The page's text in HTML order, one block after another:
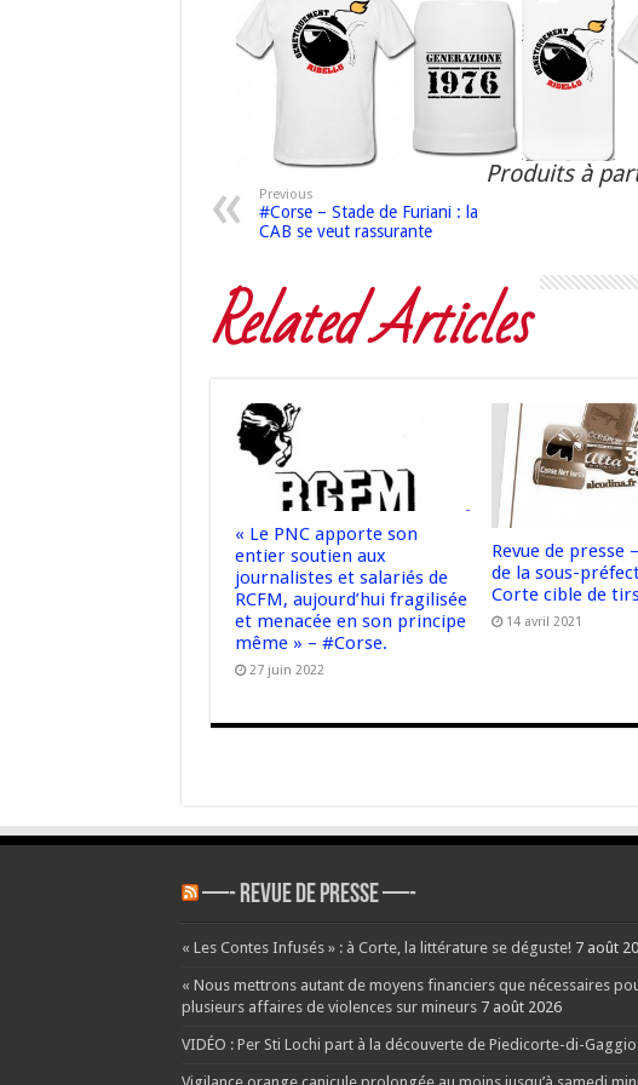
Produits à
Previous
#Corse – Stade de Furiani : la
CAB se veut rassurante
Related Articles
« Le PNC apporte son
entier soutien aux
journalistes et salariés de
RCFM, aujourd’hui fragilisée
et menacée en son principe
même » – #Corse.
27 juin 2022
Revue de presse
de la sous-
Corte cible de
14 avril 2021
—- REVUE DE PRESSE —-
« Les Contes Infusés » : à Corte, la littérature se déguste! 7 août
« Nous mettrons autant de moyens financiers que nécessaires
plusieurs affaires de violences sur mineurs 7 août 2026
VIDÉO : Per Sti Lochi part à la découverte de Piedicorte-di-Gaggio